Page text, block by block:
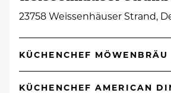
23758 Weissenhäuser Strand,
KÜCHENCHEF
KÜCHENCHEF AMERICAN